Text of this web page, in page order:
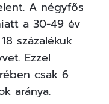
A négyfős
a 30-49 év
százalékuk
Ezzel
csak 6
aránya.